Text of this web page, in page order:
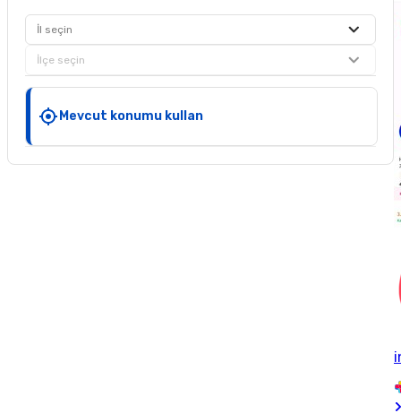
İl seçin
İlçe seçin
Mevcut konumu kullan